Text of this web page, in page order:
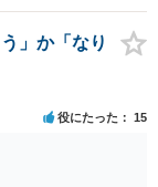
国会です。ですの
」か「なり
役にたった 15